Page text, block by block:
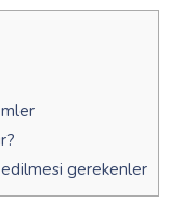
edilmesi gerekenler